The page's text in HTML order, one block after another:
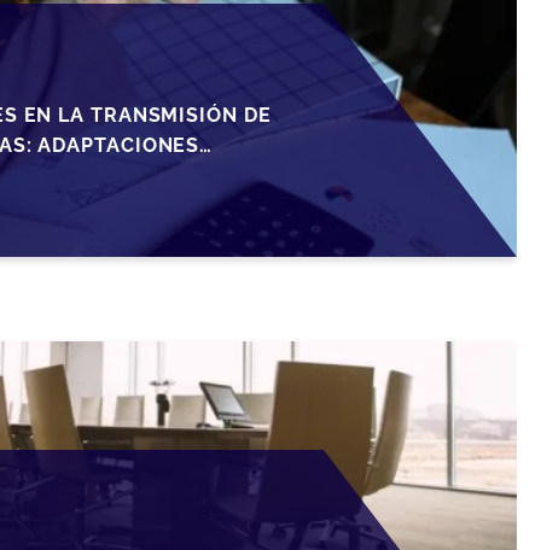
EN LA TRANSMISIÓN DE
ADAPTACIONES
EN 2026